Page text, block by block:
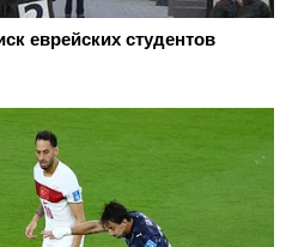
еврейских студентов